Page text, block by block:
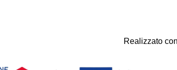
Realizzato